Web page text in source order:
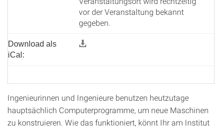
vor der Veranstaltung bekannt
gegeben.
Download als
iCal:
Ingenieurinnen und Ingenieure benutzen heutzutage
hauptsächlich Computerprogramme, um neue Maschinen
zu konstruieren. Wie das funktioniert, könnt Ihr am Institut